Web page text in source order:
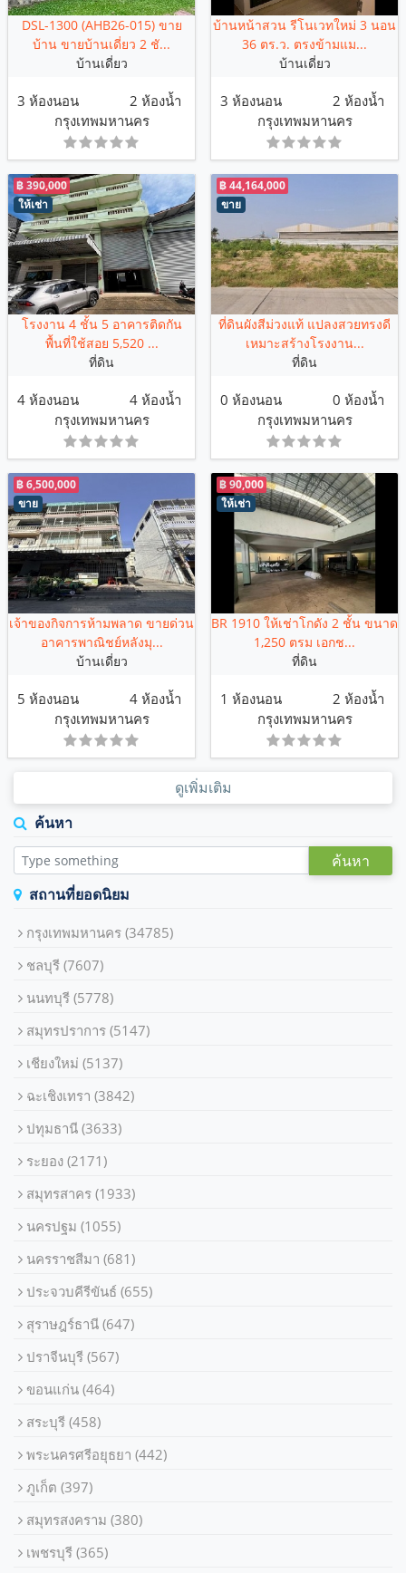
DSL-1300 (AHB26-015) ขาย
บ้าน ขายบ้านเดี่ยว 2 ชั...
บ้านเดี่ยว
3 ห้องนอน
2 ห้องน้ำ
กรุงเทพมหานคร
บ้านหน้าสวน รีโนเวทใหม่ 3 นอน
36 ตร.ว. ตรงข้ามแม...
บ้านเดี่ยว
3 ห้องนอน
2 ห้องน้ำ
กรุงเทพมหานคร
ให้เช่า
฿ 390,000
โรงงาน 4 ชั้น 5 อาคารติดกัน
พื้นที่ใช้สอย 5,520 ...
ที่ดิน
4 ห้องนอน
4 ห้องน้ำ
กรุงเทพมหานคร
ขาย
฿ 44,164,000
ที่ดินผังสีม่วงแท้ แปลงสวยทรงดี
เหมาะสร้างโรงงาน...
ที่ดิน
0 ห้องนอน
0 ห้องน้ำ
กรุงเทพมหานคร
ขาย
฿ 6,500,000
เจ้าของกิจการห้ามพลาด ขายด่วน
อาคารพาณิชย์หลังมุ...
บ้านเดี่ยว
5 ห้องนอน
4 ห้องน้ำ
กรุงเทพมหานคร
ให้เช่า
฿ 90,000
BR 1910 ให้เช่าโกดัง 2 ชั้น ขนาด
1,250 ตรม เอกช...
ที่ดิน
1 ห้องนอน
2 ห้องน้ำ
กรุงเทพมหานคร
ดูเพิ่มเติม
ค้นหา
ค้นหา
สถานที่ยอดนิยม
กรุงเทพมหานคร
(34785)
ชลบุรี
(7607)
นนทบุรี
(5778)
สมุทรปราการ
(5147)
เชียงใหม่
(5137)
ฉะเชิงเทรา
(3842)
ปทุมธานี
(3633)
ระยอง
(2171)
สมุทรสาคร
(1933)
นครปฐม
(1055)
นครราชสีมา
(681)
ประจวบคีรีขันธ์
(655)
สุราษฎร์ธานี
(647)
ปราจีนบุรี
(567)
ขอนแก่น
(464)
สระบุรี
(458)
พระนครศรีอยุธยา
(442)
ภูเก็ต
(397)
สมุทรสงคราม
(380)
เพชรบุรี
(365)